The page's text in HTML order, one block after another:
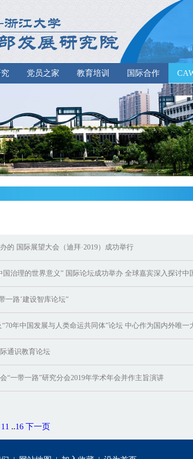
党员之家 教育培训 国际合作
的 国际展望大会（迪拜·2019）成功举行
治理的世界意义” 国际论坛成功举办 全球嘉宾深入探讨中
一路’建设智库论坛”
年中国发展与人类命运共同体”论坛 中心作为国内外唯一
通识教育论坛
“一带一路”研究分会2019年学术年会并作主旨演讲
11 ..16 下一页